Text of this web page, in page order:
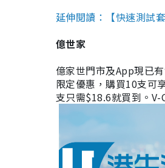
延伸閱讀：【快速測試
億世家
億家世門市及App現已
限定優惠，購買10支可
支只需$18.6就買到。